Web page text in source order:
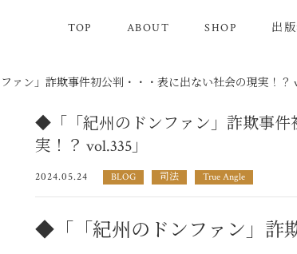
TOP ABOUT SHOP 出
ァン」詐欺事件初公判・・・表に出ない社会の現実！？
◆「「紀州のドンファン」詐欺事件
実！？ vol.335」
2024.05.24 BLOG 司法 True Angle
◆「「紀州のドンファン」詐